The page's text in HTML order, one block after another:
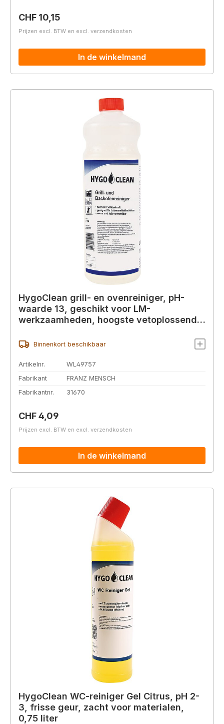
Normale prijs:
CHF 10,15
Prijzen excl. BTW en excl. verzendkosten
In de winkelmand
HygoClean grill- en ovenreiniger, pH-
waarde 13, geschikt voor LM-
werkzaamheden, hoogste vetoplossend
Binnenkort beschikbaar
Artikelnr.
WL49757
Fabrikant
FRANZ MENSCH
Fabrikantnr.
31670
Normale prijs:
CHF 4,09
Prijzen excl. BTW en excl. verzendkosten
In de winkelmand
HygoClean WC-reiniger Gel Citrus, pH 2-
3, frisse geur, zacht voor materialen,
0,75 liter